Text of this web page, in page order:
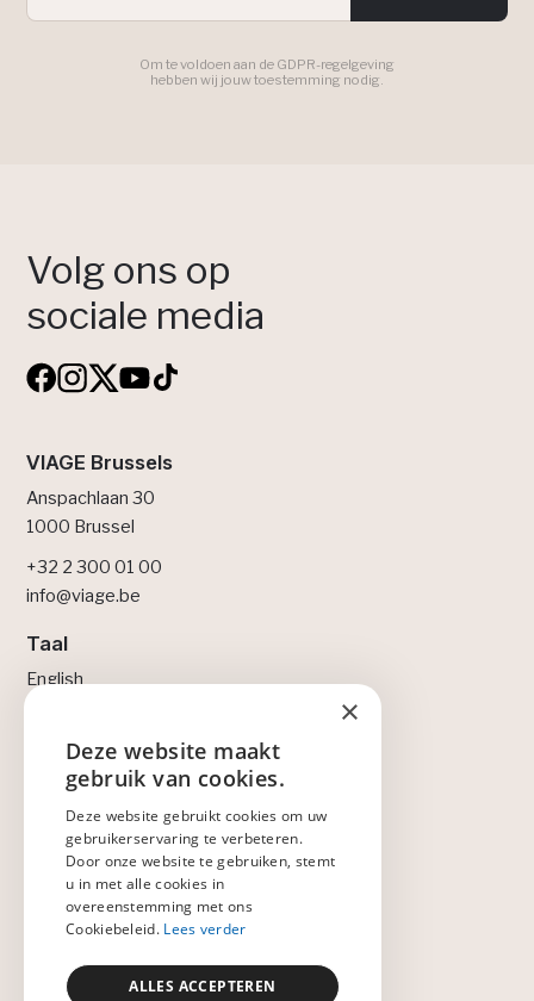
Om te voldoen aan de GDPR-regelgeving
hebben wij jouw toestemming nodig.
Volg ons op
sociale media
VIAGE Brussels
Anspachlaan 30
1000 Brussel
+32 2 300 01 00
info@viage.be
Taal
English
Legal
Privacybeleid
Cookiebeleid
Lidmaatschapsovereenkomst
Gedragscode
Gedragscode voor leveranciers
Verantwoord spelen
FRANÇAIS
×
Deze website maakt
gebruik van cookies.
Deze website gebruikt cookies om uw
gebruikerservaring te verbeteren.
Door onze website te gebruiken, stemt
u in met alle cookies in
overeenstemming met ons
Cookiebeleid. Lees verder
ALLES ACCEPTEREN